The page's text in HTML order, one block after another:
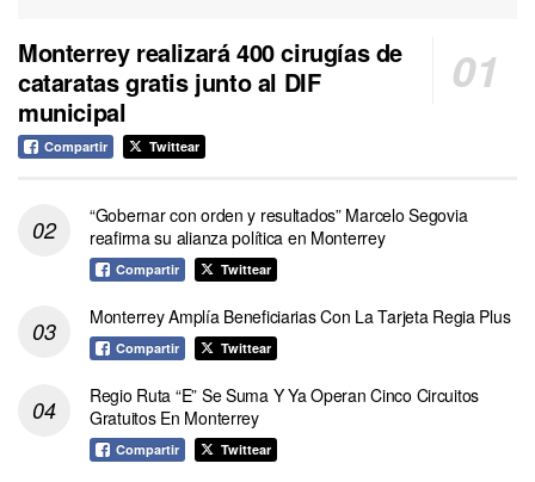
Monterrey realizará 400 cirugías de
cataratas gratis junto al DIF
municipal
Compartir Twittear
“Gobernar con orden y resultados” Marcelo Segovia
reafirma su alianza política en Monterrey
Compartir Twittear
Monterrey Amplía Beneficiarias Con La Tarjeta Regia Plus
Compartir Twittear
Regio Ruta “E” Se Suma Y Ya Operan Cinco Circuitos
Gratuitos En Monterrey
Compartir Twittear